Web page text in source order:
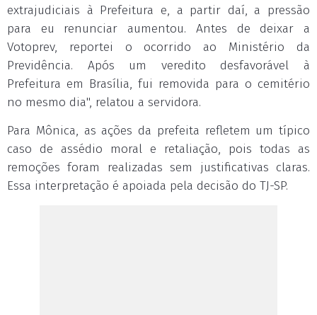
extrajudiciais à Prefeitura e, a partir daí, a pressão
para eu renunciar aumentou. Antes de deixar a
Votoprev, reportei o ocorrido ao Ministério da
Previdência. Após um veredito desfavorável à
Prefeitura em Brasília, fui removida para o cemitério
no mesmo dia", relatou a servidora.
Para Mônica, as ações da prefeita refletem um típico
caso de assédio moral e retaliação, pois todas as
remoções foram realizadas sem justificativas claras.
Essa interpretação é apoiada pela decisão do TJ-SP.